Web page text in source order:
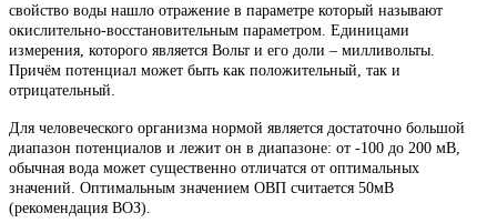
свойство воды нашло отражение в параметре который называют
окислительно-восстановительным параметром. Единицами
измерения, которого является Вольт и его доли – милливольты.
Причём потенциал может быть как положительный, так и
отрицательный.
Для человеческого организма нормой является достаточно большой
диапазон потенциалов и лежит он в диапазоне: от -100 до 200 мВ,
обычная вода может существенно отличатся от оптимальных
значений. Оптимальным значением ОВП считается 50мВ
(рекомендация ВОЗ).